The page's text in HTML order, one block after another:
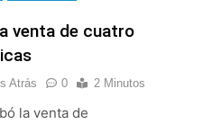
venta de cuatro
Atrás 0 2 Minutos
la venta de